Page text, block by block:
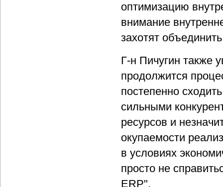
оптимизацию
внимание
захотят
Г-н Пичугин также
продолжится
постепенно
сильными
ресурсов и
окупаемости
в условиях
просто не
ERP".